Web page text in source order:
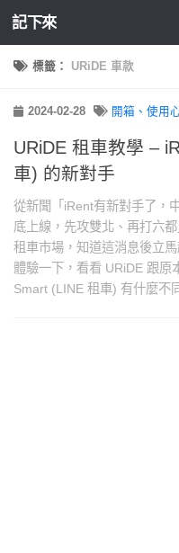
記下來
標籤： URiDE 車款
2024-02-28 開箱、使用
URiDE 租車教學 –
車) 的新對手
從新聞「iRent有新對手了，
底上線，先攻雙北、再打六
租車市場，知道這消息後立
體驗一下，看看 URiDE 跟原
Smart (LINE 租車) 有什麼不